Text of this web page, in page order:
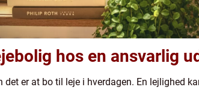
hos en ansvarlig
er at bo til leje i hverdagen. En lejlighed